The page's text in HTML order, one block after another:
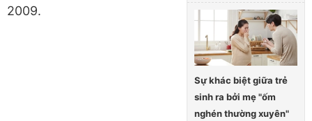
Sự khác biệt giữa trẻ
sinh ra bởi mẹ "ốm
nghén thường xuyên"
2009.